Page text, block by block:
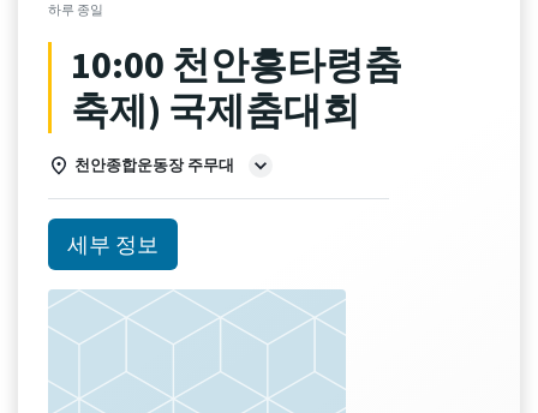
하루 종일
10:00 천안흥타령춤
축제) 국제춤대회
천안종합운동장 주무대
세부 정보